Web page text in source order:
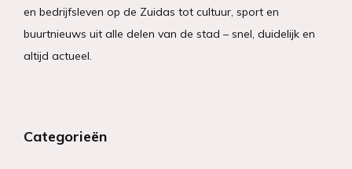
en bedrijfsleven op de Zuidas tot cultuur, sport en
buurtnieuws uit alle delen van de stad – snel, duidelijk en
altijd actueel.
Categorieën